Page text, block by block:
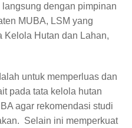
dengan pimpinan
MUBA, LSM yang
Kelola Hutan dan Lahan,
untuk memperluas dan
pada tata kelola hutan
agar rekomendasi studi
Selain ini memperkuat